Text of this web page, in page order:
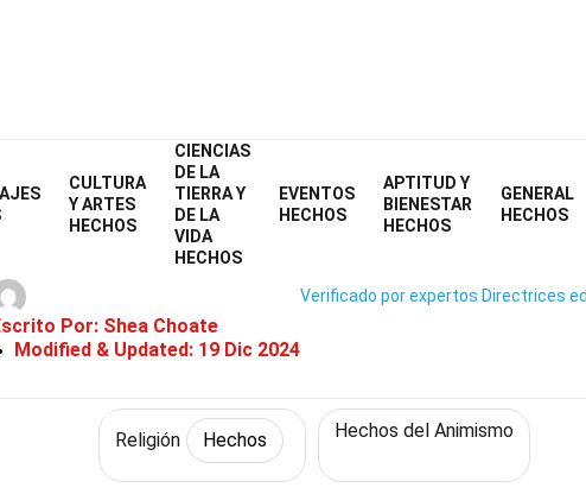
CULTURA
Y ARTES
HECHOS
CIENCIAS
DE LA
TIERRA Y
DE LA
VIDA
HECHOS
EVENTOS
HECHOS
APTITUD Y
BIENESTAR
HECHOS
GENERAL
HECHOS
Home Historia
25 Hechos Sobre Sunda
Por: Shea Choate
Modified & Updated: 19 Dic 2024
Verificado por expertos Directrices
Religión Hechos Hechos del Animismo